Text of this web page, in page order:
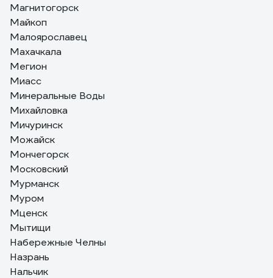
Магнитогорск
Майкоп
Малоярославец
Махачкала
Мегион
Миасс
Минеральные Воды
Михайловка
Мичуринск
Можайск
Мончегорск
Московский
Мурманск
Муром
Мценск
Мытищи
Набережные Челны
Назрань
Нальчик